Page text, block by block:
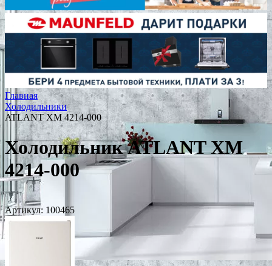
Главная
Холодильники
ATLANT ХМ 4214-000
Холодильник ATLANT ХМ
4214-000
Артикул: 100465